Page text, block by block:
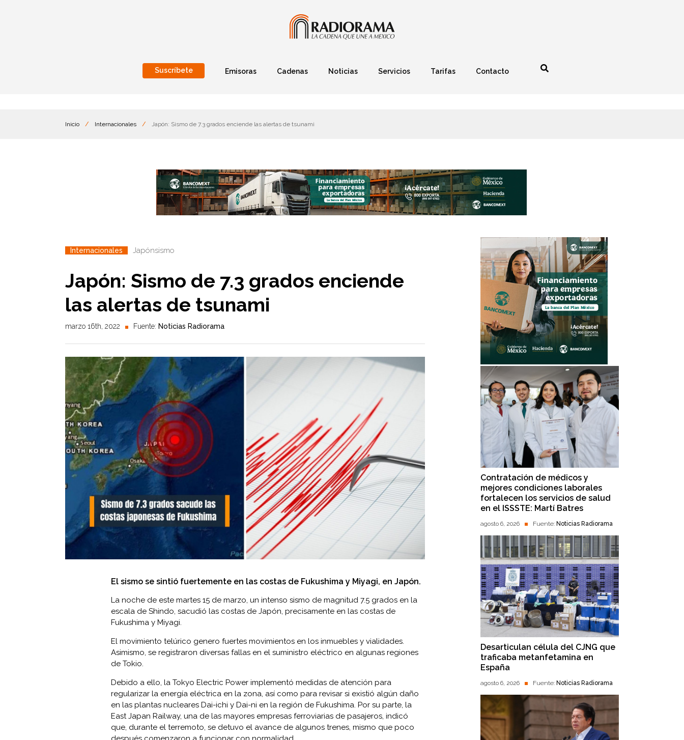
Suscríbete Emisoras Cadenas Noticias Servicios Tarifas Contacto
Inicio / Internacionales / Japón: Sismo de 7.3 grados enciende las alertas de tsunami
Internacionales Japónsismo
Japón: Sismo de 7.3 grados enciende
las alertas de tsunami
marzo 16th, 2022 Fuente: Noticias Radiorama
El sismo se sintió fuertemente en las costas de Fukushima y Miyagi, en Japón.
La noche de este martes 15 de marzo, un intenso sismo de magnitud 7.5 grados en la
escala de Shindo, sacudió las costas de Japón, precisamente en las costas de
Fukushima y Miyagi.
El movimiento telúrico genero fuertes movimientos en los inmuebles y vialidades.
Asimismo, se registraron diversas fallas en el suministro eléctrico en algunas regiones
de Tokio.
Debido a ello, la Tokyo Electric Power implementó medidas de atención para
regularizar la energía eléctrica en la zona, así como para revisar si existió algún daño
en las plantas nucleares Dai-ichi y Dai-ni en la región de Fukushima. Por su parte, la
East Japan Railway, una de las mayores empresas ferroviarias de pasajeros, indicó
que, durante el terremoto, se detuvo el avance de algunos trenes, mismo que poco
Contratación de médicos y
mejores condiciones laborales
fortalecen los servicios de salud
en el ISSSTE: Martí Batres
agosto 6, 2026 Fuente: Noticias Radiorama
Desarticulan célula del CJNG que
traficaba metanfetamina en
España
agosto 6, 2026 Fuente: Noticias Radiorama